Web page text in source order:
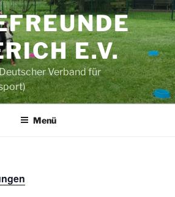
E.V.
Verband für
Menü